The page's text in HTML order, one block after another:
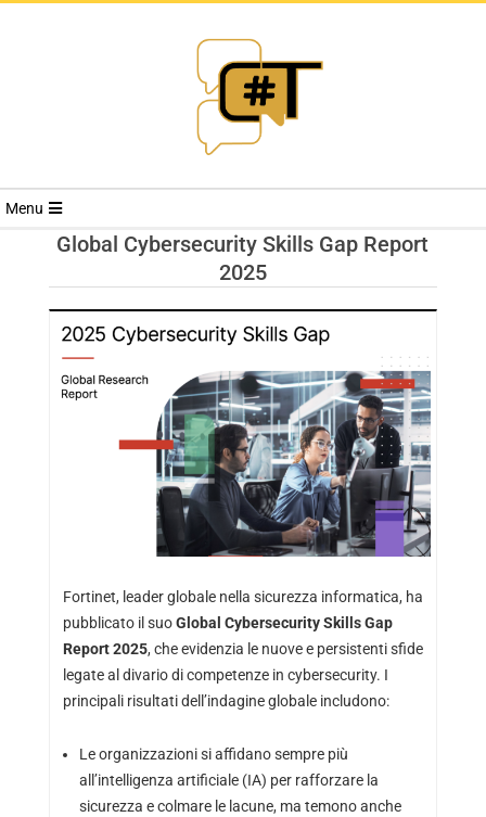
RIVISTA
TRENDS
Menu
Global Cybersecurity Skills Gap Report
2025
Fortinet, leader globale nella sicurezza informatica, ha
pubblicato il suoGlobal Cybersecurity Skills Gap
Report 2025, che evidenzia le nuove e persistenti sfide
legate al divario di competenze in cybersecurity. I
principali risultati dell’indagine globale includono:
Le organizzazioni si affidano sempre più
all’intelligenza artificiale (IA) per rafforzare la
sicurezza e colmare le lacune, ma temono anche